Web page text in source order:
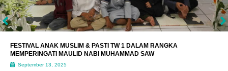
FESTIVAL ANAK MUSLIM & PASTI TW 1 DALAM RANGKA
MEMPERINGATI MAULID NABI MUHAMMAD SAW
September 13, 2025